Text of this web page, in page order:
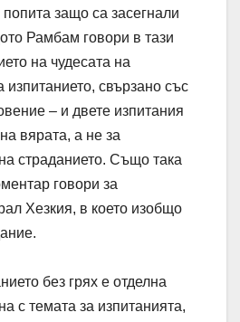
защо са засегнали
Рамбам говори в тази
на чудесата на
изпитанието, свързано със
– и двете изпитания
вярата, а не за
страданието. Също така
говори за
Хезкия, в което изобщо
без грях е отделна
с темата за изпитанията,